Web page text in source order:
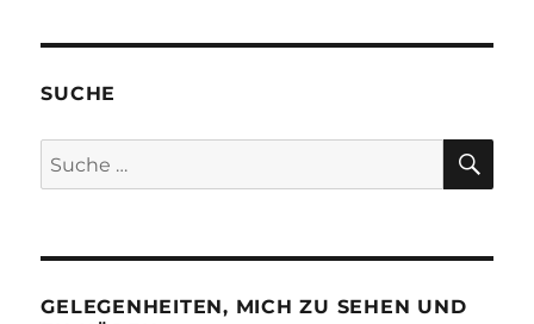
SUCHE
Suche
nach:
GELEGENHEITEN, MICH ZU SEHEN UND